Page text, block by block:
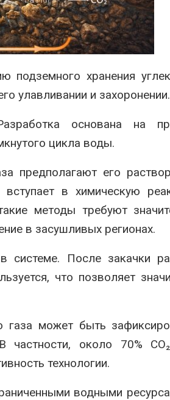
подземного хранения
улавливании и захоронении.
основана на
цикла воды.
предполагают его
в химическую
методы требуют
в засушливых регионах.
системе. После закачки
что позволяет
газа может быть
частности, около 70%
технологии.
водными
Камы в
превысить
полтора раза
Авг 7, 2026
увеличить
защиту
роста ущерба